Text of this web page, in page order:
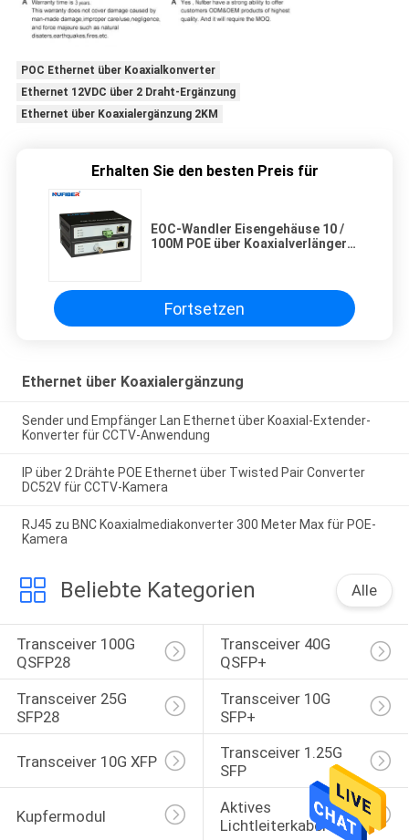
POC Ethernet über Koaxialkonverter
Ethernet 12VDC über 2 Draht-Ergänzung
Ethernet über Koaxialergänzung 2KM
Erhalten Sie den besten Preis für
EOC-Wandler Eisengehäuse 10 /
100M POE über Koaxialverlängerer
Fortsetzen
Ethernet über Koaxialergänzung
Sender und Empfänger Lan Ethernet über Koaxial-Extender-
Konverter für CCTV-Anwendung
IP über 2 Drähte POE Ethernet über Twisted Pair Converter
DC52V für CCTV-Kamera
RJ45 zu BNC Koaxialmediakonverter 300 Meter Max für POE-
Kamera
Beliebte Kategorien Alle
Transceiver 100G
QSFP28
Transceiver 40G
QSFP+
Transceiver 25G
SFP28
Transceiver 10G
SFP+
Transceiver 10G XFP
Transceiver 1.25G
SFP
Kupfermodul
Aktives
Lichtleiterkabel